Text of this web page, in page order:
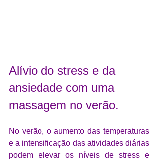
Alívio do stress e da
ansiedade com uma
massagem no verão.
No verão, o aumento das temperaturas
e a intensificação das atividades diárias
podem elevar os níveis de stress e